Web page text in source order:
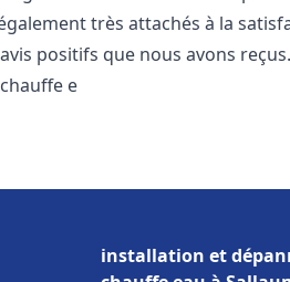
très attachés à la
positifs que nous avons
e
installation et